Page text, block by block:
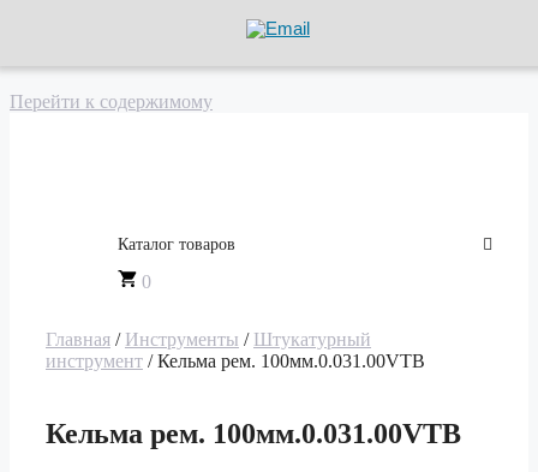
Перейти к содержимому
Каталог товаров
0
Главная / Инструменты / Штукатурный
инструмент / Кельма рем. 100мм.0.031.00VTB
Кельма рем. 100мм.0.031.00VTB